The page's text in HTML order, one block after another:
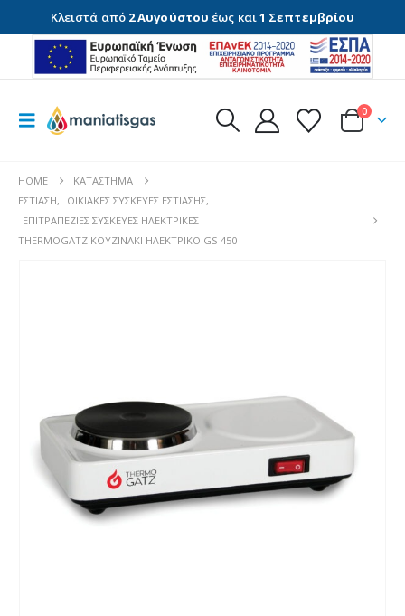
Κλειστά από 2 Αυγούστου έως και1 Σεπτεμβρίου
0
HOME
ΚΑΤΆΣΤΗΜΑ
ΕΣΤΊΑΣΗ, ΟΙΚΙΑΚΈΣ ΣΥΣΚΕΥΈΣ ΕΣΤΊΑΣΗΣ,
ΕΠΙΤΡΑΠΈΖΙΕΣ ΣΥΣΚΕΥΈΣ ΗΛΕΚΤΡΙΚΈΣ
THERMOGATZ ΚΟΥΖΙΝΑΚΙ ΗΛΕΚΤΡΙΚΟ GS 450